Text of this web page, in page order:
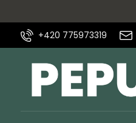
+420 775973319